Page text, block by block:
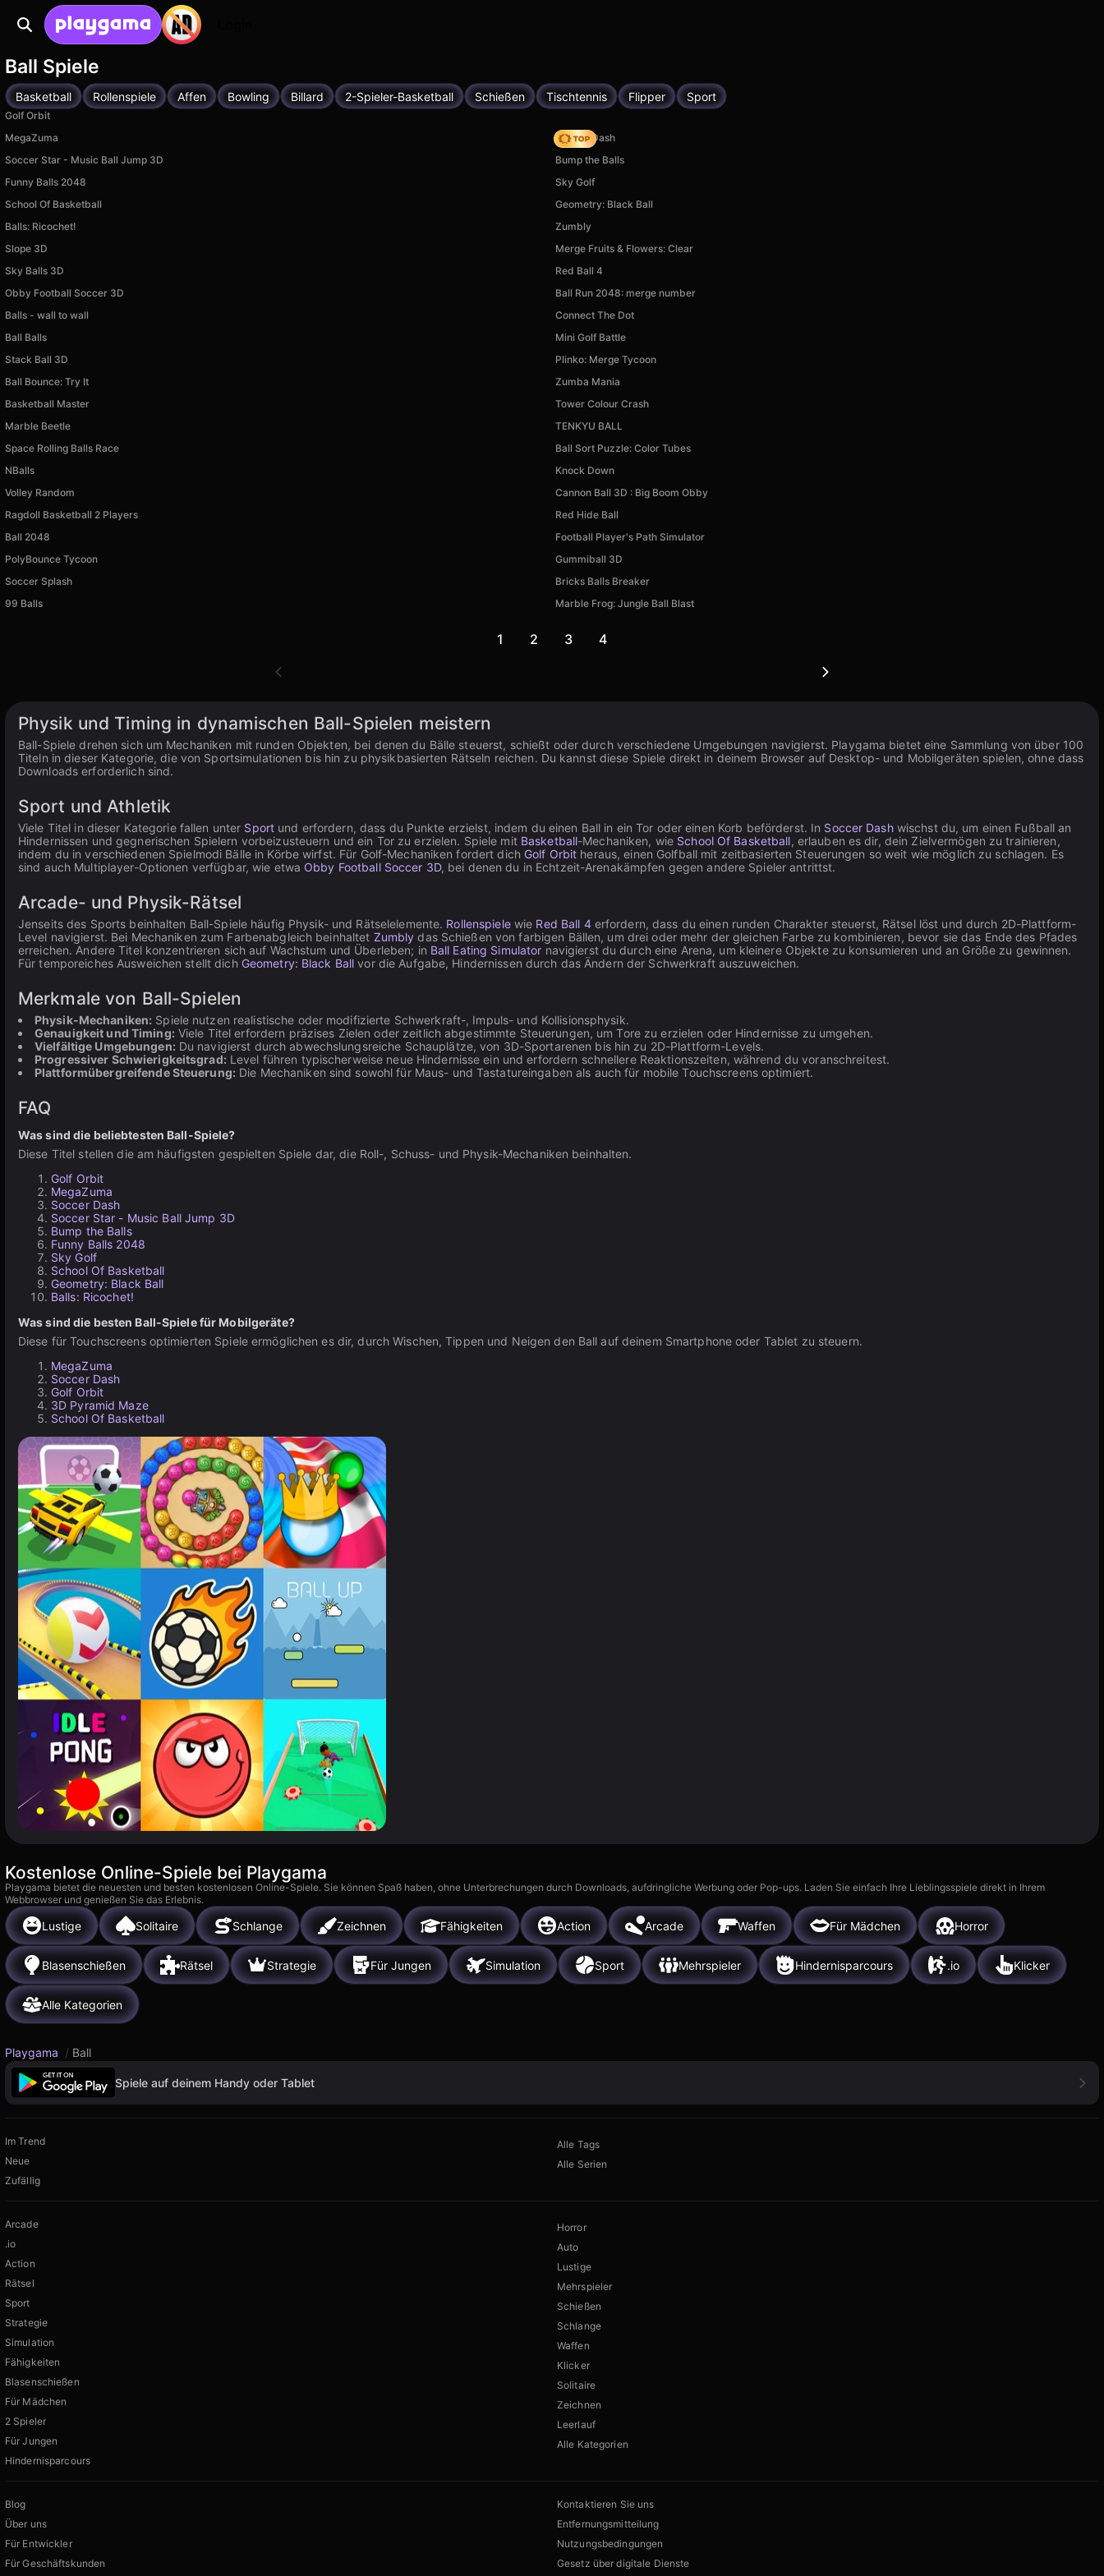
Ball Spiele
Basketball Rollenspiele Affen Bowling Billard 2-Spieler-Basketball Schießen Tischtennis Flipper Sport
Golf Orbit
MegaZuma
Soccer Dash
Soccer Star - Music Ball Jump 3D
Bump the Balls
Funny Balls 2048
Sky Golf
School Of Basketball
Geometry: Black Ball
Balls: Ricochet!
Zumbly
Slope 3D
Merge Fruits & Flowers: Clear
Sky Balls 3D
Red Ball 4
Obby Football Soccer 3D
Ball Run 2048: merge number
Balls - wall to wall
Connect The Dot
Ball Balls
Mini Golf Battle
Stack Ball 3D
Plinko: Merge Tycoon
Ball Bounce: Try It
Zumba Mania
Basketball Master
Tower Colour Crash
Marble Beetle
TENKYU BALL
Space Rolling Balls Race
Ball Sort Puzzle: Color Tubes
NBalls
Knock Down
Volley Random
Cannon Ball 3D : Big Boom Obby
Ragdoll Basketball 2 Players
Red Hide Ball
Ball 2048
Football Player's Path Simulator
PolyBounce Tycoon
Gummiball 3D
Soccer Splash
Bricks Balls Breaker
99 Balls
Marble Frog: Jungle Ball Blast
1 2 3 4
Physik und Timing in dynamischen Ball-Spielen meistern
Ball-Spiele drehen sich um Mechaniken mit runden Objekten, bei denen du Bälle steuerst, schießt oder durch verschiedene Umgebungen navigierst. Playgama bietet eine Sammlung von über 100
Titeln in dieser Kategorie, die von Sportsimulationen bis hin zu physikbasierten Rätseln reichen. Du kannst diese Spiele direkt in deinem Browser auf Desktop- und Mobilgeräten spielen, ohne dass
Downloads erforderlich sind.
Sport und Athletik
Viele Titel in dieser Kategorie fallen unter Sport und erfordern, dass du Punkte erzielst, indem du einen Ball in ein Tor oder einen Korb beförderst. In Soccer Dashwischst du, um einen Fußball an
Hindernissen und gegnerischen Spielern vorbeizusteuern und ein Tor zu erzielen. Spiele mit Basketball-Mechaniken, wie School Of Basketball, erlauben es dir, dein Zielvermögen zu trainieren,
indem du in verschiedenen Spielmodi Bälle in Körbe wirfst. Für Golf-Mechaniken fordert dich Golf Orbit heraus, einen Golfball mit zeitbasierten Steuerungen so weit wie möglich zu schlagen. Es
sind auch Multiplayer-Optionen verfügbar, wie etwa Obby Football Soccer 3D, bei denen du in Echtzeit-Arenakämpfen gegen andere Spieler antrittst.
Arcade- und Physik-Rätsel
Jenseits des Sports beinhalten Ball-Spiele häufig Physik- und Rätselelemente. Rollenspielewie Red Ball 4erfordern, dass du einen runden Charakter steuerst, Rätsel löst und durch 2D-Plattform-
Level navigierst. Bei Mechaniken zum Farbenabgleich beinhaltet Zumbly das Schießen von farbigen Bällen, um drei oder mehr der gleichen Farbe zu kombinieren, bevor sie das Ende des Pfades
erreichen. Andere Titel konzentrieren sich auf Wachstum und Überleben; in Ball Eating Simulator navigierst du durch eine Arena, um kleinere Objekte zu konsumieren und an Größe zu gewinnen.
Für temporeiches Ausweichen stellt dich Geometry: Black Ball vor die Aufgabe, Hindernissen durch das Ändern der Schwerkraft auszuweichen.
Merkmale von Ball-Spielen
Physik-Mechaniken: Spiele nutzen realistische oder modifizierte Schwerkraft-, Impuls- und Kollisionsphysik.
Genauigkeit und Timing: Viele Titel erfordern präzises Zielen oder zeitlich abgestimmte Steuerungen, um Tore zu erzielen oder Hindernisse zu umgehen.
Vielfältige Umgebungen: Du navigierst durch abwechslungsreiche Schauplätze, von 3D-Sportarenen bis hin zu 2D-Plattform-Levels.
Progressiver Schwierigkeitsgrad: Level führen typischerweise neue Hindernisse ein und erfordern schnellere Reaktionszeiten, während du voranschreitest.
Plattformübergreifende Steuerung: Die Mechaniken sind sowohl für Maus- und Tastatureingaben als auch für mobile Touchscreens optimiert.
FAQ
Was sind die beliebtesten Ball-Spiele?
Diese Titel stellen die am häufigsten gespielten Spiele dar, die Roll-, Schuss- und Physik-Mechaniken beinhalten.
Golf Orbit
MegaZuma
Soccer Dash
Soccer Star - Music Ball Jump 3D
Bump the Balls
Funny Balls 2048
Sky Golf
School Of Basketball
Geometry: Black Ball
Balls: Ricochet!
Was sind die besten Ball-Spiele für Mobilgeräte?
Diese für Touchscreens optimierten Spiele ermöglichen es dir, durch Wischen, Tippen und Neigen den Ball auf deinem Smartphone oder Tablet zu steuern.
MegaZuma
Soccer Dash
Golf Orbit
3D Pyramid Maze
School Of Basketball
Kostenlose Online-Spiele bei Playgama
Playgama bietet die neuesten und besten kostenlosen Online-Spiele. Sie können Spaß haben, ohne Unterbrechungen durch Downloads, aufdringliche Werbung oder Pop-ups. Laden Sie einfach Ihre Lieblingsspiele direkt in Ihrem
Webbrowser und genießen Sie das Erlebnis.
Lustige Solitaire Schlange Zeichnen Fähigkeiten Action Arcade Waffen Für Mädchen Horror
Blasenschießen Rätsel Strategie Für Jungen Simulation Sport Mehrspieler Hindernisparcours .io Klicker
Alle Kategorien
Playgama / Ball
Spiele auf deinem Handy oder Tablet
Im Trend
Neue
Zufällig
Alle Tags
Alle Serien
Arcade
.io
Action
Rätsel
Sport
Strategie
Simulation
Fähigkeiten
Blasenschießen
Für Mädchen
2 Spieler
Für Jungen
Hindernisparcours
Horror
Auto
Lustige
Mehrspieler
Schießen
Schlange
Waffen
Klicker
Solitaire
Zeichnen
Leerlauf
Alle Kategorien
Blog
Über uns
Für Entwickler
Für Geschäftskunden
Kontaktieren Sie uns
Entfernungsmitteilung
Nutzungsbedingungen
Gesetz über digitale Dienste